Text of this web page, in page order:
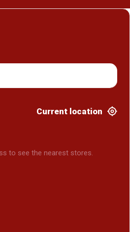
Current location
to see the nearest stores.